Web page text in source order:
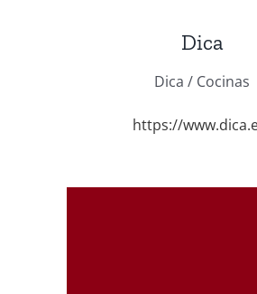
Dica
Dica / Cocinas
https://